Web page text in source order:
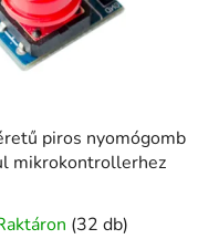
piros nyomógomb
mikrokontrollerhez
(32 db)